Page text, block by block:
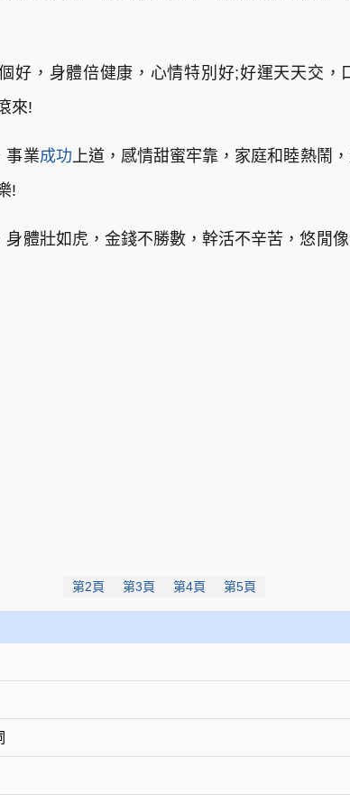
好，身體倍健康，心情特別好;好運天天交，
來!
事業成功上道，感情甜蜜牢靠，家庭和睦熱鬧
!
體壯如虎，金錢不勝數，幹活不辛苦，悠閒
第2頁 第3頁 第4頁 第5頁